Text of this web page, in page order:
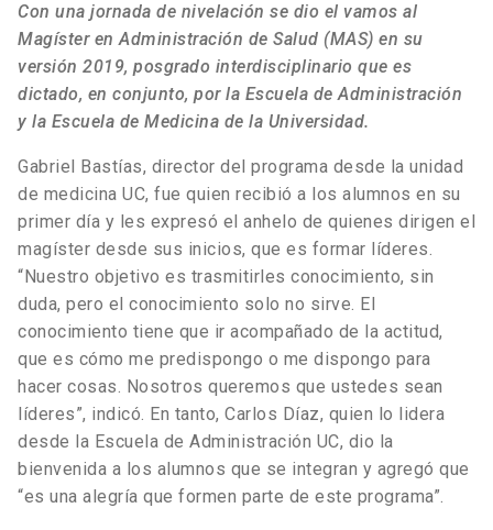
Con una jornada de nivelación se dio el vamos al
Magíster en Administración de Salud (MAS) en su
versión 2019, posgrado interdisciplinario que es
dictado, en conjunto, por la Escuela de Administración
y la Escuela de Medicina de la Universidad.
Gabriel Bastías, director del programa desde la unidad
de medicina UC, fue quien recibió a los alumnos en su
primer día y les expresó el anhelo de quienes dirigen el
magíster desde sus inicios, que es formar líderes.
“Nuestro objetivo es trasmitirles conocimiento, sin
duda, pero el conocimiento solo no sirve. El
conocimiento tiene que ir acompañado de la actitud,
que es cómo me predispongo o me dispongo para
hacer cosas. Nosotros queremos que ustedes sean
líderes”, indicó. En tanto, Carlos Díaz, quien lo lidera
desde la Escuela de Administración UC, dio la
bienvenida a los alumnos que se integran y agregó que
“es una alegría que formen parte de este programa”.